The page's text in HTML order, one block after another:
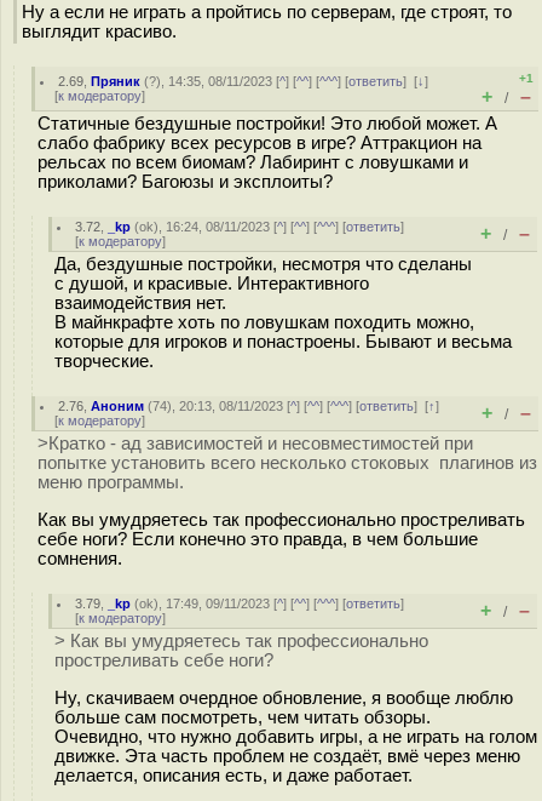
Ну а если не играть а пройтись по серверам, где строят, то
выглядит красиво.
2.69 ,Пряник (?), 14:35, 08/11/2023 [^] [^^] [^^^] [ответить][↓]
[к модератору]
+1
+ / –
Статичные бездушные постройки! Это любой может. А
слабо фабрику всех ресурсов в игре? Аттракцион на
рельсах по всем биомам? Лабиринт с ловушками и
приколами? Багоюзы и эксплоиты?
3.72 _kp (ok), 16:24, 08/11/2023 [^] [^^] [^^^] [ответить]
[к модератору] + / –
Да, бездушные постройки, несмотря что сделаны
с душой, и красивые. Интерактивного
взаимодействия нет.
В майнкрафте хоть по ловушкам походить можно,
которые для игроков и понастроены. Бывают и весьма
творческие.
2.76 ,Аноним (74), 20:13, 08/11/2023 [^] [^^] [^^^] [ответить][↑]
[к модератору] + / –
>Кратко - ад зависимостей и несовместимостей при
попытке установить всего несколько стоковых плагинов из
меню программы.
Как вы умудряетесь так профессионально простреливать
себе ноги? Если конечно это правда, в чем большие
сомнения.
3.79 _kp (ok), 17:49, 09/11/2023 [^] [^^] [^^^] [ответить]
[к модератору] + / –
> Как вы умудряетесь так профессионально
простреливать себе ноги?
Ну, скачиваем очердное обновление, я вообще люблю
больше сам посмотреть, чем читать обзоры.
Очевидно, что нужно добавить игры, а не играть на голом
движке. Эта часть проблем не создаёт, вмё через меню
делается, описания есть, и даже работает.